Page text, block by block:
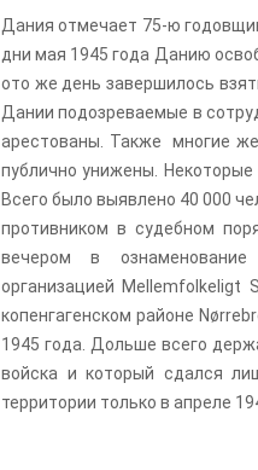
Дания отмечает 75-ю
дни мая 1945 года Данию
ото же день завершилось
Дании подозреваемые в
арестованы. Также многие
публично унижены.
Всего было выявлено 40 000
противником в судебном
вечером в
организацией Mellemfolkeligt
копенгагенском районе
1945 года. Дольше всего
войска и который сдался
территории только в апреле